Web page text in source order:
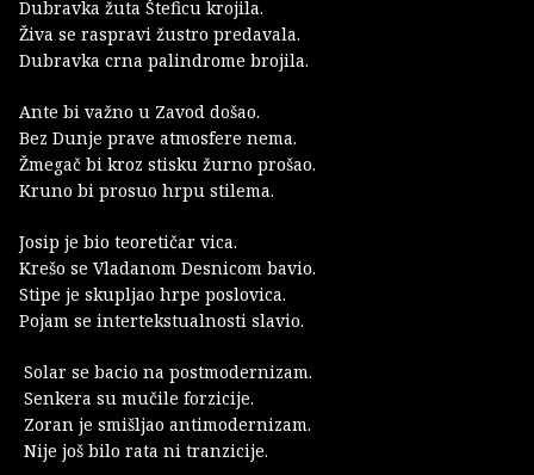
Dubravka žuta Šteficu krojila.
Živa se raspravi žustro predavala.
Dubravka crna palindrome brojila.
Ante bi važno u Zavod došao.
Bez Dunje prave atmosfere nema.
Žmegač bi kroz stisku žurno prošao.
Kruno bi prosuo hrpu stilema.
Josip je bio teoretičar vica.
Krešo se Vladanom Desnicom bavio.
Stipe je skupljao hrpe poslovica.
Pojam se intertekstualnosti slavio.
Solar se bacio na postmodernizam.
Senkera su mučile forzicije.
Zoran je smišljao antimodernizam.
Nije još bilo rata ni tranzicije.